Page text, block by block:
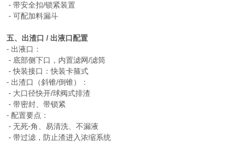
- 带安全扣/锁紧装置
- 可配加料漏斗
五、出渣口 / 出液口配置
- 出液口：
- 底部侧下口，内置滤网/滤筒
- 快装接口：快装卡箍式
- 出渣口（斜锥/倒锥）：
- 大口径快开/球阀式排渣
- 带密封、带锁紧
- 配置要点：
- 无死-角、易清洗、不漏液
- 带过滤，防止渣进入浓缩系统